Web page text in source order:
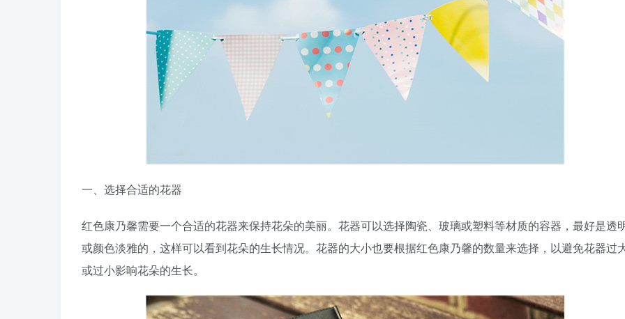
一、选择合适的花器
红色康乃馨需要一个合适的花器来保持花朵的美丽。花器可以选择陶瓷、玻璃或塑料等材质的容器，最好是透
或颜色淡雅的，这样可以看到花朵的生长情况。花器的大小也要根据红色康乃馨的数量来选择，以避免花器过
或过小影响花朵的生长。